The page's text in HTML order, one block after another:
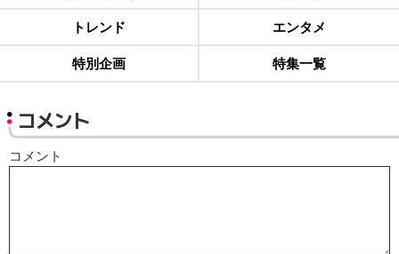
トレンド エンタメ
特別企画 特集一覧
コメント
コメント